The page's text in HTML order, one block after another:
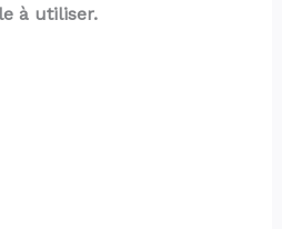
à utiliser.